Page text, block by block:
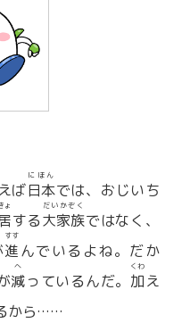
ば日本
にほん
では、おじいち
ょ
する大家族
だいかぞく
ではなく、
進
すす
んでいるよね。だか
減
へ
っているんだ。 加
くわ
え
から……